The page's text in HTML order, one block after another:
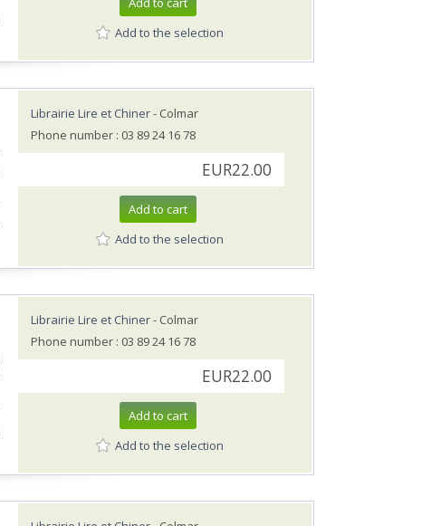
Add to the selection
Librairie Lire et Chiner- Colmar
Phone number : 03 89 24 16 78
EUR22.00
Add to cart
Add to the selection
Librairie Lire et Chiner- Colmar
Phone number : 03 89 24 16 78
EUR22.00
Add to cart
Add to the selection